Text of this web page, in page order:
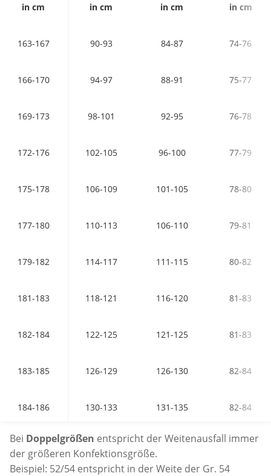
in cm
in cm
in cm
in cm
163-167 90-93 84-87 74-76
166-170 94-97 88-91 75-77
169-173 98-101 92-95 76-78
172-176 102-105 96-100 77-79
175-178 106-109 101-105 78-80
177-180 110-113 106-110 79-81
179-182 114-117 111-115 80-82
181-183 118-121 116-120 81-83
182-184 122-125 121-125 81-83
183-185 126-129 126-130 82-84
184-186 130-133 131-135 82-84
Bei Doppelgrößen entspricht der Weitenausfall immer
der größeren Konfektionsgröße.
Beispiel: 52/54 entspricht in der Weite der Gr. 54